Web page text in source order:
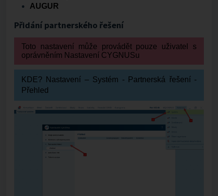
AUGUR
Přidání partnerského řešení
Toto nastavení může provádět pouze uživatel s
oprávněním Nastavení CYGNUSu
KDE? Nastavení – Systém - Partnerská řešení -
Přehled